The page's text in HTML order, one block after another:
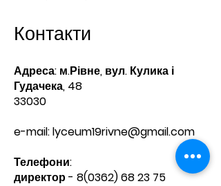
Контакти
Адреса: м.Рівне, вул. Кулика і
Гудачека, 48
33030
e-mail:lyceum19rivne@gmail.com
Телефони:​
директор - 8(0362) 68 23 75